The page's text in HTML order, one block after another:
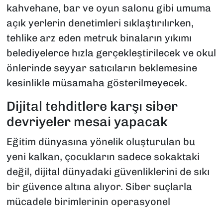
kahvehane, bar ve oyun salonu gibi umuma
açık yerlerin denetimleri sıklaştırılırken,
tehlike arz eden metruk binaların yıkımı
belediyelerce hızla gerçekleştirilecek ve okul
önlerinde seyyar satıcıların beklemesine
kesinlikle müsamaha gösterilmeyecek.
Dijital tehditlere karşı siber
devriyeler mesai yapacak
Eğitim dünyasına yönelik oluşturulan bu
yeni kalkan, çocukların sadece sokaktaki
değil, dijital dünyadaki güvenliklerini de sıkı
bir güvence altına alıyor. Siber suçlarla
mücadele birimlerinin operasyonel